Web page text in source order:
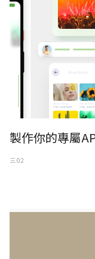
製作你的專屬
三 02